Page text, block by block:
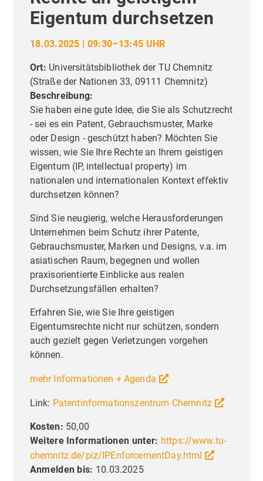
Eigentum durchsetzen
18.03.2025 | 09:30–13:45 UHR
Ort: Universitätsbibliothek der TU Chemnitz
(Straße der Nationen 33, 09111 Chemnitz)
Beschreibung:
Sie haben eine gute Idee, die Sie als Schutzrecht
- sei es ein Patent, Gebrauchsmuster, Marke
oder Design - geschützt haben? Möchten Sie
wissen, wie Sie Ihre Rechte an Ihrem geistigen
Eigentum (IP, intellectual property) im
nationalen und internationalen Kontext effektiv
durchsetzen können?
Sind Sie neugierig, welche Herausforderungen
Unternehmen beim Schutz ihrer Patente,
Gebrauchsmuster, Marken und Designs, v.a. im
asiatischen Raum, begegnen und wollen
praxisorientierte Einblicke aus realen
Durchsetzungsfällen erhalten?
Erfahren Sie, wie Sie Ihre geistigen
Eigentumsrechte nicht nur schützen, sondern
auch gezielt gegen Verletzungen vorgehen
können.
mehr Informationen + Agenda
Link: Patentinformationszentrum Chemnitz
Kosten: 50,00
Weitere Informationen unter: https://www.tu-
chemnitz.de/piz/IPEnforcementDay.html
Anmelden bis: 10.03.2025